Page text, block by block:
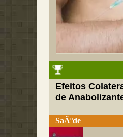
Efeitos
de
SaÃºde